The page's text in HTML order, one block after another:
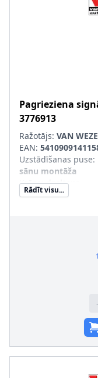
Pagrieziena
3776913
Ražotājs: VAN
EAN:
Uzstādīšanas puse:
sānu montāža
Krāsa:dzeltens
SVHC:Nesatur
Rādīt visu...